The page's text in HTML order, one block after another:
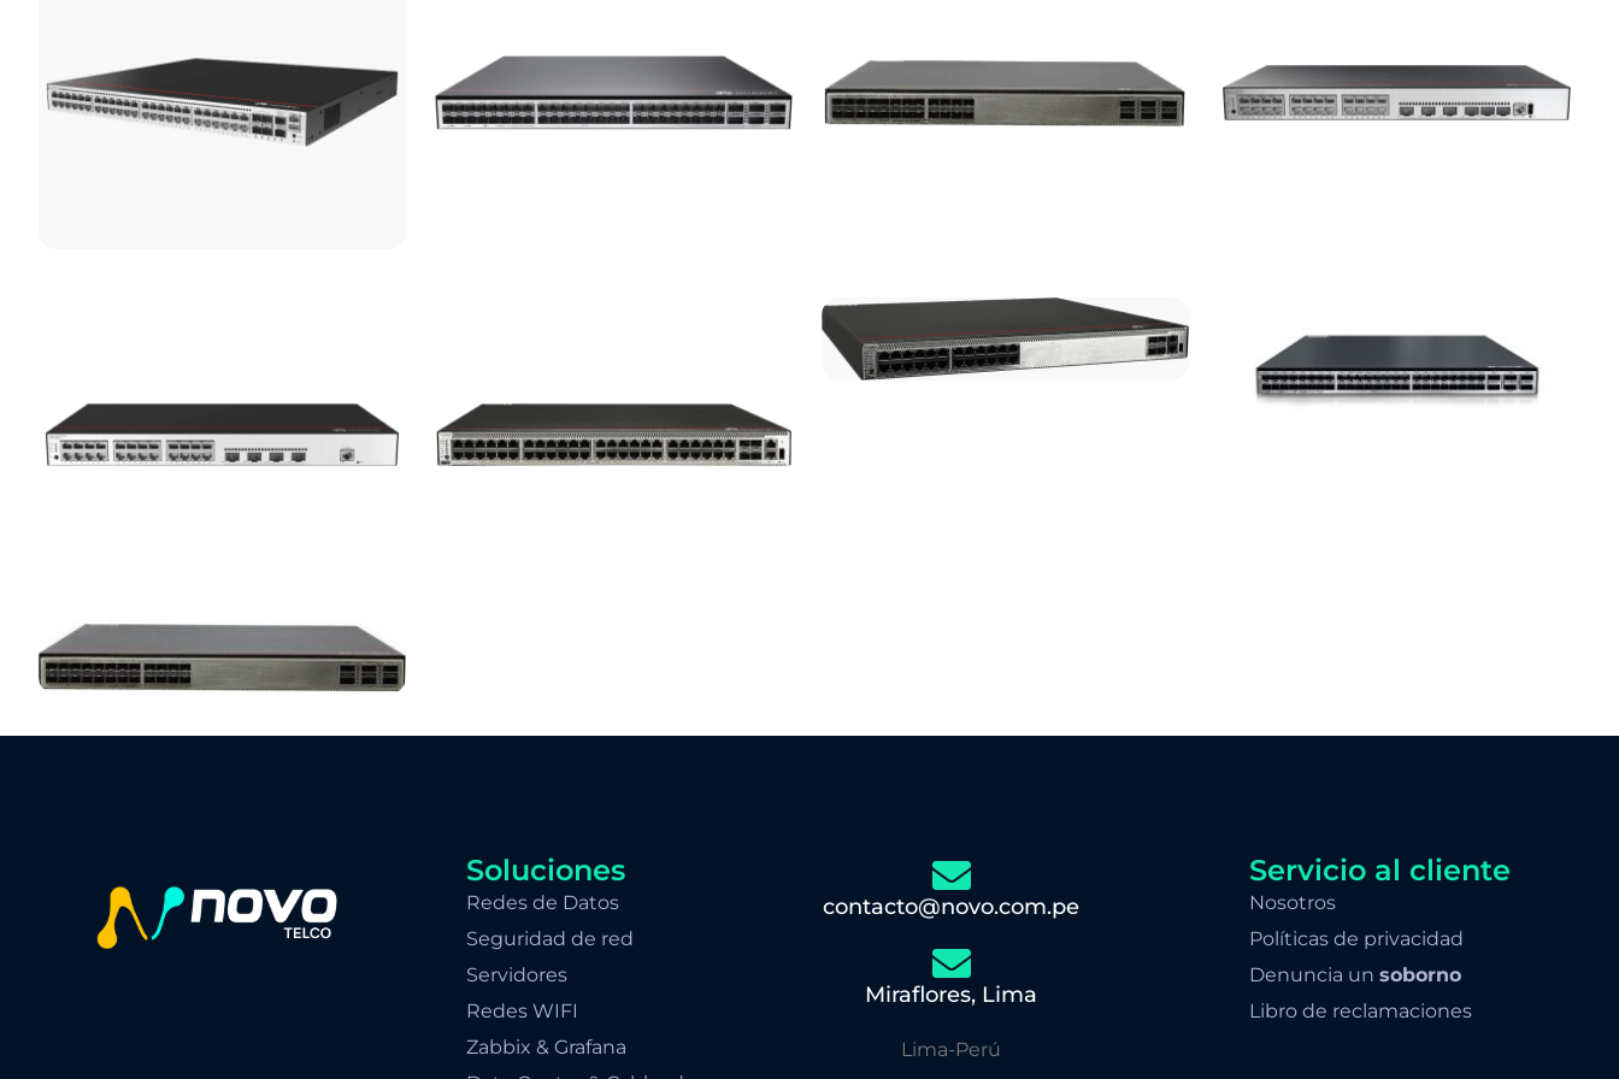
Soluciones
Redes de Datos
Seguridad de red
Servidores
Redes WIFI
Zabbix & Grafana
contacto@novo.com.pe
Miraflores, Lima
Lima-Perú
Servicio al cliente
Nosotros
Políticas de privacidad
Denuncia un soborno
Libro de reclamaciones